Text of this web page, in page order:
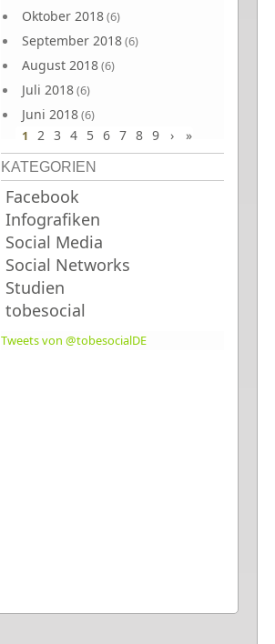
Oktober 2018(6)
September 2018(6)
August 2018(6)
Juli 2018(6)
Juni 2018(6)
1 2 3 4 5 6 7 8 9 › »
KATEGORIEN
Facebook
Infografiken
Social Media
Social Networks
Studien
tobesocial
Tweets von @tobesocialDE